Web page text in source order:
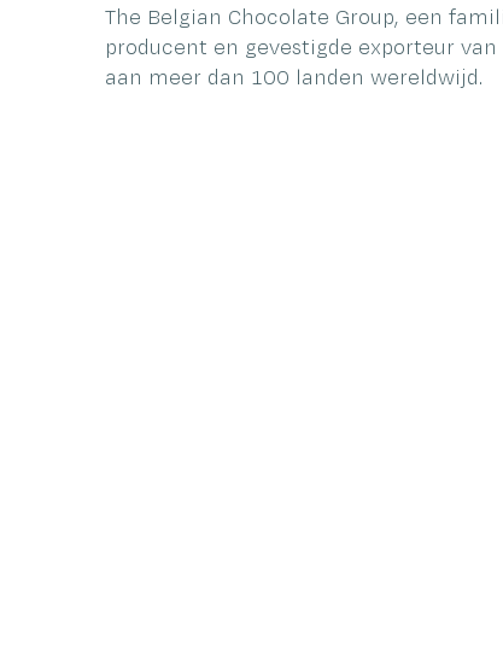
The Belgian Chocolate Group, een
producent en gevestigde exporteur
aan meer dan 100 landen wereldwijd.